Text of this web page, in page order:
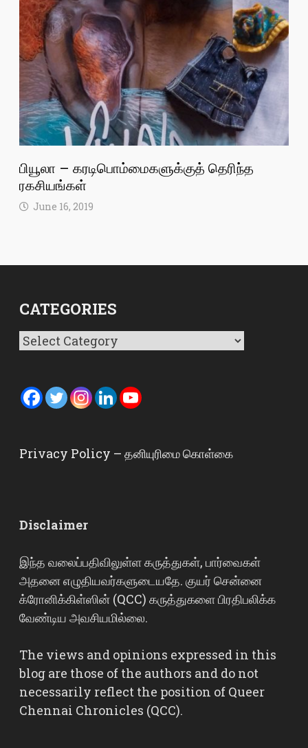
பியூலா – கரடிபொம்மைகளுக்குத் தெரிந்த
ரகசியங்கள்
June 16, 2019
CATEGORIES
Categories
Privacy Policy – தனியுரிமை கொள்கை
Disclaimer
இந்த வலைப்பதிவிலுள்ள கருத்துகள், பார்வைகள்
அதனை எழுதியவர்களுடையதே. குயர் சென்னை
க்ரோனிக்கிள்ஸின் (QCC) கருத்துகளை பிரதிபலிக்க
வேண்டிய அவசியமில்லை.
The views and opinions expressed in this
blog are those of the authors and do not
necessarily reflect the position of Queer
Chennai Chronicles (QCC).